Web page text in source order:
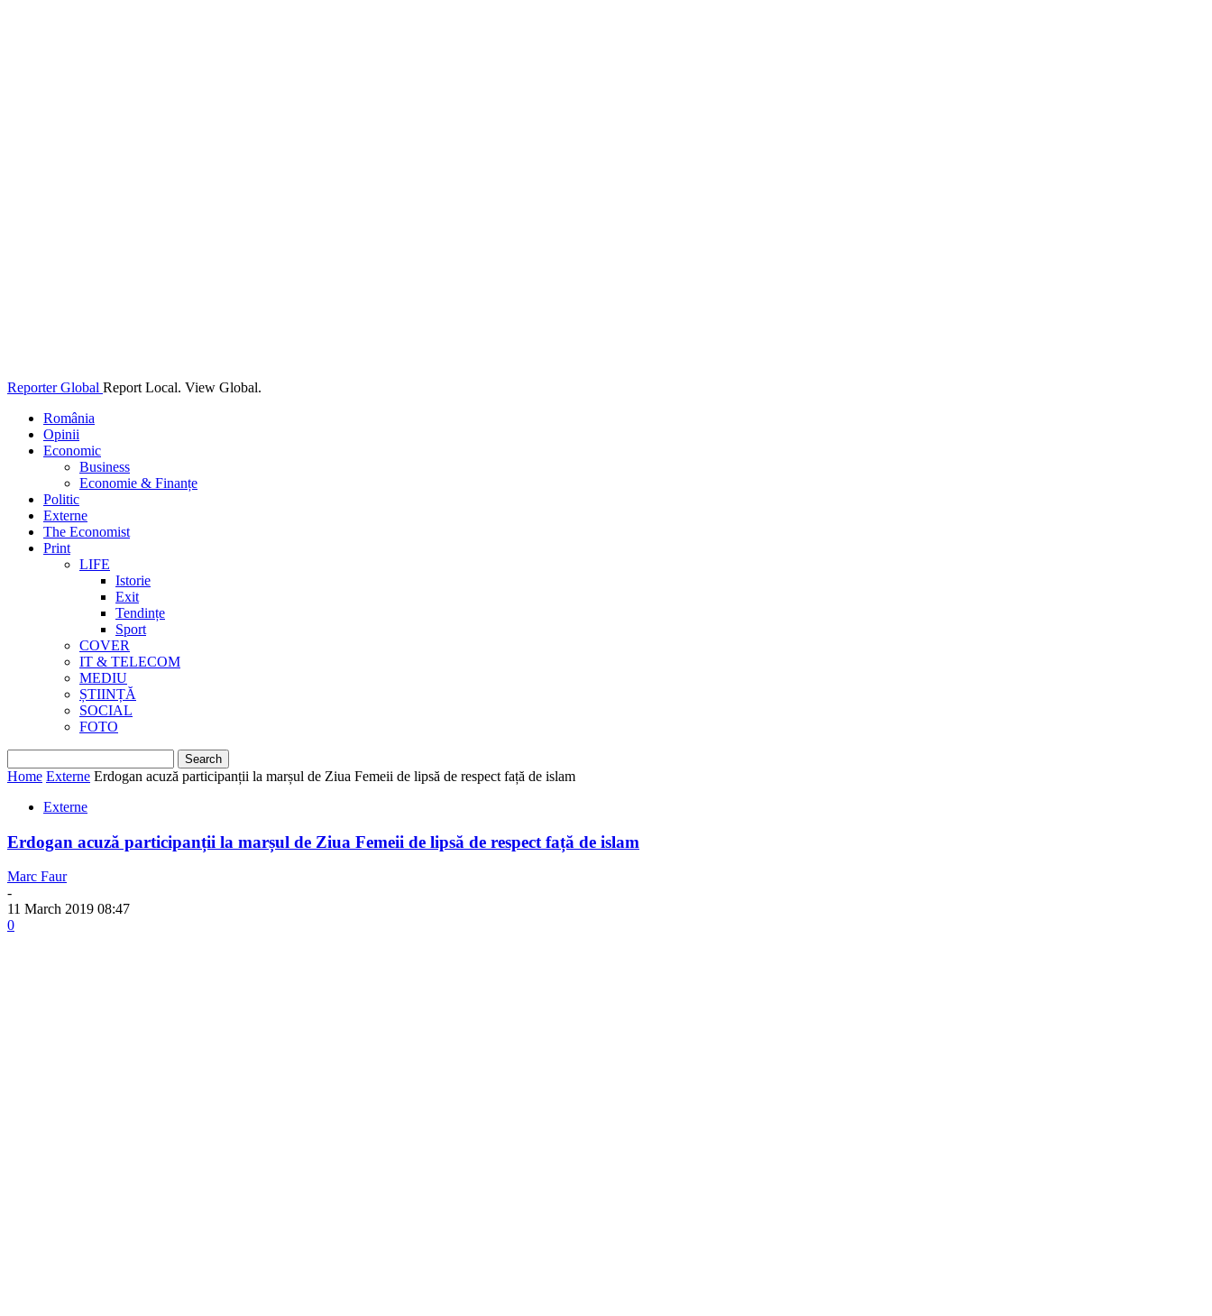
Reporter Global Report Local. View Global.
România
Opinii
Economic
Business
Economie & Finanțe
Politic
Externe
The Economist
Print
LIFE
Istorie
Exit
Tendințe
Sport
COVER
IT & TELECOM
MEDIU
ȘTIINȚĂ
SOCIAL
FOTO
Home Externe Erdogan acuză participanții la marșul de Ziua Femeii de lipsă de respect față de islam
Externe
Erdogan acuză participanții la marșul de Ziua Femeii de lipsă de respect față de islam
Marc Faur
-
11 March 2019 08:47
0